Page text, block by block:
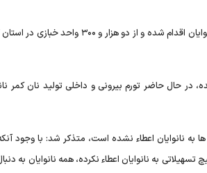
اما «حمیدرضا مقیمی»، رئیس اتحادیه نانوایان گلستان اعتقاد دارد؛ برای دوگانه سوز شدن نانوایان اقدام شده و
در حال حاضر تورم بیرونی و داخلی تولید نان کمر
ها به نانوایان اعطاء نشده است، متذکر شد: با وجود
بانک عامل تاکنون هیچ تسهیلاتی به نانوایان اعطاء نکرده، همه نانوایان به